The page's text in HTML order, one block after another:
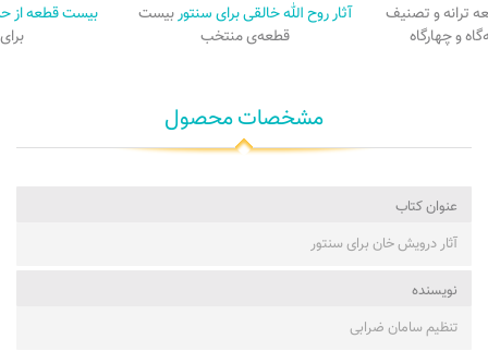
ترانه و تصنیف
و چهارگاه
آثار روح الله خالقی برای سنتوربیست
قطعه‌ی منتخب
بیست قطعه از
مشخصات محصول
عنوان کتاب
آثار درویش خان برای سنتور
نویسنده
تنظیم سامان ضرابی